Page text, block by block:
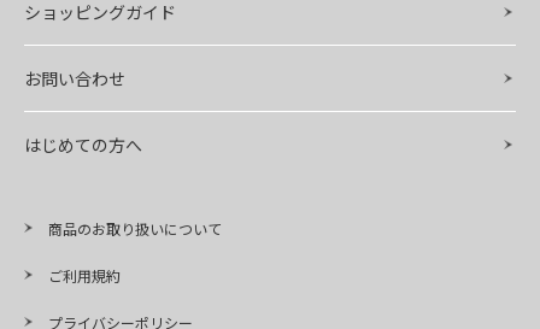
ショッピングガイド
お問い合わせ
はじめての方へ
商品のお取り扱いについて
ご利用規約
プライバシーポリシー